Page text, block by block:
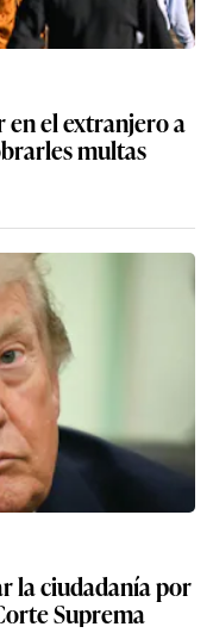
en el extranjero a
multas
la ciudadanía por
Suprema